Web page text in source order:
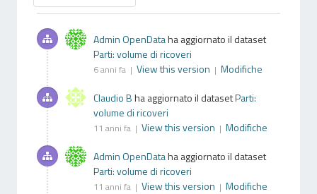
Admin OpenDataha aggiornato il dataset
Parti: volume di ricoveri
6 anni fa | View this version | Modifiche
Claudio Bha aggiornato il datasetParti:
volume di ricoveri
11 anni fa | View this version | Modifiche
Admin OpenDataha aggiornato il dataset
Parti: volume di ricoveri
11 anni fa | View this version | Modifiche